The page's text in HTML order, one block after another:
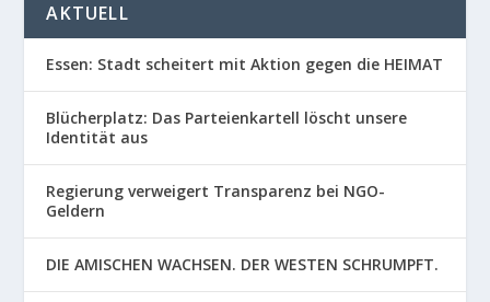
AKTUELL
Essen: Stadt scheitert mit Aktion gegen die HEIMAT
Blücherplatz: Das Parteienkartell löscht unsere
Identität aus
Regierung verweigert Transparenz bei NGO-
Geldern
DIE AMISCHEN WACHSEN. DER WESTEN SCHRUMPFT.